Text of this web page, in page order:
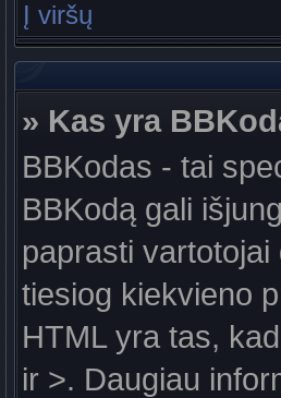
Į viršų
» Kas yra
BBKodas - tai
BBKodą gali
paprasti
tiesiog kiekvieno
HTML yra tas,
ir >. Daugiau